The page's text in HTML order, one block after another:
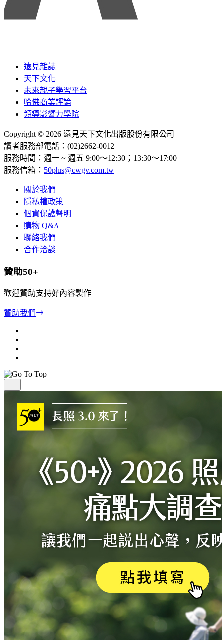
遠見雜誌
天下文化
未來親子學習平台
哈佛商業評論
領導影響力學院
Copyright © 2026 遠見天下文化出版股份有限公司
讀者服務部電話：(02)2662-0012
服務時間：週一 ~ 週五 9:00～12:30；13:30～17:00
服務信箱： 50plus@cwgv.com.tw
關於我們
隱私權政策
個資保護聲明
購物 Q&A
聯絡我們
合作洽談
贊助50+
歡迎贊助支持好內容製作
贊助我們